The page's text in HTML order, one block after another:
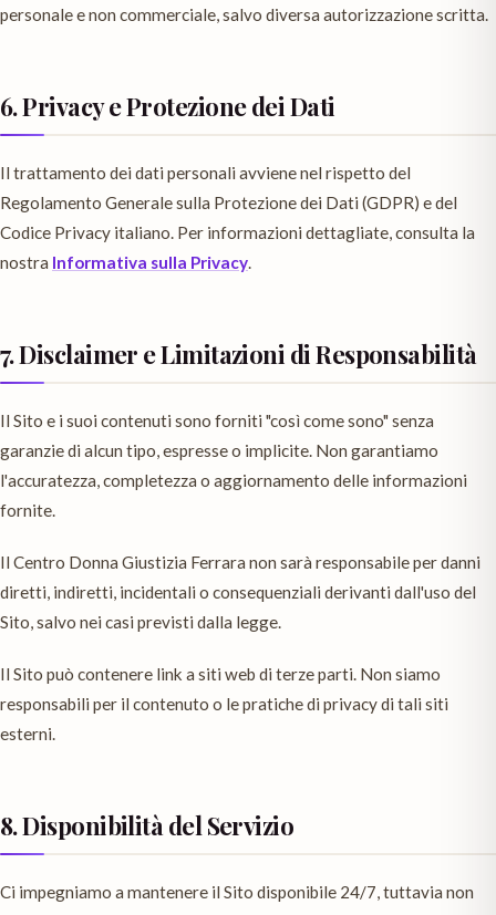
personale e non commerciale, salvo diversa autorizzazione scritta.
6. Privacy e Protezione dei Dati
Il trattamento dei dati personali avviene nel rispetto del
Regolamento Generale sulla Protezione dei Dati (GDPR) e del
Codice Privacy italiano. Per informazioni dettagliate, consulta la
nostra Informativa sulla Privacy.
7. Disclaimer e Limitazioni di Responsabilità
Il Sito e i suoi contenuti sono forniti "così come sono" senza
garanzie di alcun tipo, espresse o implicite. Non garantiamo
l'accuratezza, completezza o aggiornamento delle informazioni
fornite.
Il Centro Donna Giustizia Ferrara non sarà responsabile per danni
diretti, indiretti, incidentali o consequenziali derivanti dall'uso del
Sito, salvo nei casi previsti dalla legge.
Il Sito può contenere link a siti web di terze parti. Non siamo
responsabili per il contenuto o le pratiche di privacy di tali siti
esterni.
8. Disponibilità del Servizio
Ci impegniamo a mantenere il Sito disponibile 24/7, tuttavia non